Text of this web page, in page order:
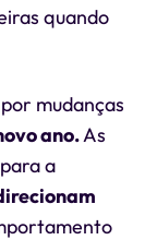
quando
mudanças
ano.As
para a